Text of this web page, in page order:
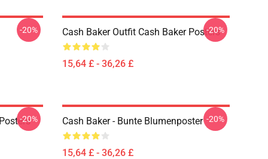
-20% Cash Baker Outfit Cash Baker Posters
15,64 £ - 36,26 £
-20%
-20% Cash Baker - Bunte Blumenposter
15,64 £ - 36,26 £
-20%